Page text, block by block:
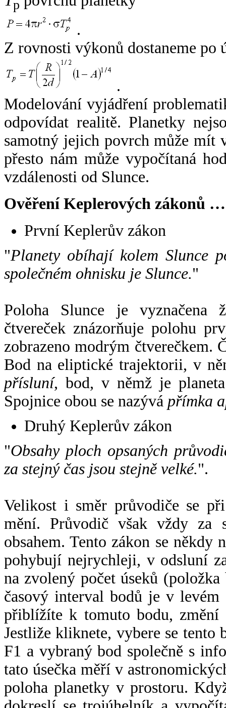
p
.
Z rovnosti výkonů dostaneme po
.
Modelování vyjádření
odpovídat realitě. Planetky
samotný jejich povrch může mít
přesto nám může vypočítaná
vzdálenosti od Slunce.
Ověření Keplerových zákonů …
První Keplerův zákon
"Planety obíhají kolem Slunce
společném ohnisku je Slunce."
Poloha Slunce je vyznačena
čtvereček znázorňuje polohu
zobrazeno modrým čtverečkem.
Bod na eliptické trajektorii, v
přísluní, bod, v němž je
Spojnice obou se nazývá přímka
Druhý Keplerův zákon
"Obsahy ploch opsaných
za stejný čas jsou stejně velké.".
Velikost i směr průvodiče se
mění. Průvodič však vždy za
obsahem. Tento zákon se někdy
pohybují nejrychleji, v odsluní
na zvolený počet úseků
časový interval bodů je v
přiblížíte k tomuto bodu,
Jestliže kliknete, vybere se tento
F1 a vybraný bod společně s
tato úsečka měří v
poloha planetky v prostoru.